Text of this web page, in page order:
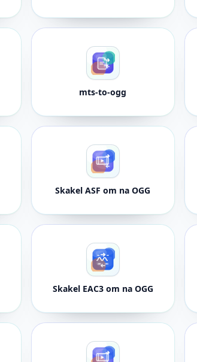
mts-to-ogg
Skakel ASF om na OGG
Skakel EAC3 om na OGG